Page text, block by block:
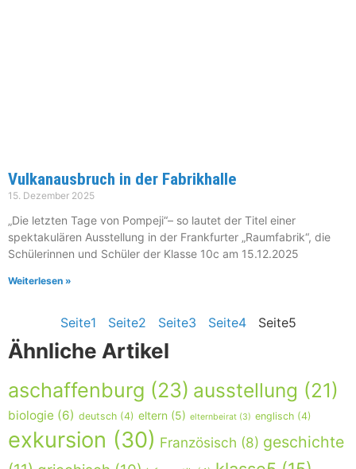
Vulkanausbruch in der Fabrikhalle
15. Dezember 2025
„Die letzten Tage von Pompeji“– so lautet der Titel einer
spektakulären Ausstellung in der Frankfurter „Raumfabrik“, die
Schülerinnen und Schüler der Klasse 10c am 15.12.2025
Weiterlesen »
Seite1 Seite2 Seite3 Seite4 Seite5
Ähnliche Artikel
aschaffenburg (23) ausstellung (21)
biologie (6) deutsch (4) eltern (5) elternbeirat (3) englisch (4)
exkursion (30) Französisch (8) geschichte